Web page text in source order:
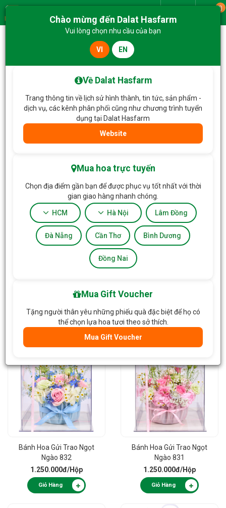
Menu
0
Hoa Tặng & Hoa Dịch Vụ
Hộp Hoa Yêu Thương Gắn
1.350.000đ/Hộp
Giỏ Hàng
Bánh Hoa Gửi Trao Ngọt
1.250.000đ/Hộp
Giỏ Hàng
Bánh Hoa Gửi Trao Ngọt
Ngào 832
1.250.000đ/Hộp
Giỏ Hàng
Bánh Hoa Gửi Trao Ngọt
Ngào 831
1.250.000đ/Hộp
Giỏ Hàng
Chào mừng đến Dalat Hasfarm
Vui lòng chọn nhu cầu của bạn
VI EN
Về Dalat Hasfarm
Trang thông tin về lịch sử hình thành, tin tức, sản phẩm -
dịch vụ, các kênh phân phối cũng như chương trình tuyển
dụng tại Dalat Hasfarm
Website
Mua hoa trực tuyến
Chọn địa điểm gần bạn để được phục vụ tốt nhất với thời
gian giao hàng nhanh chóng.
HCM Hà Nội Lâm Đồng
Đà Nẵng Cần Thơ Bình Dương
Đồng Nai
Mua Gift Voucher
Tặng người thân yêu những phiếu quà đặc biệt để họ có
thể chọn lựa hoa tươi theo sở thích.
Mua Gift Voucher